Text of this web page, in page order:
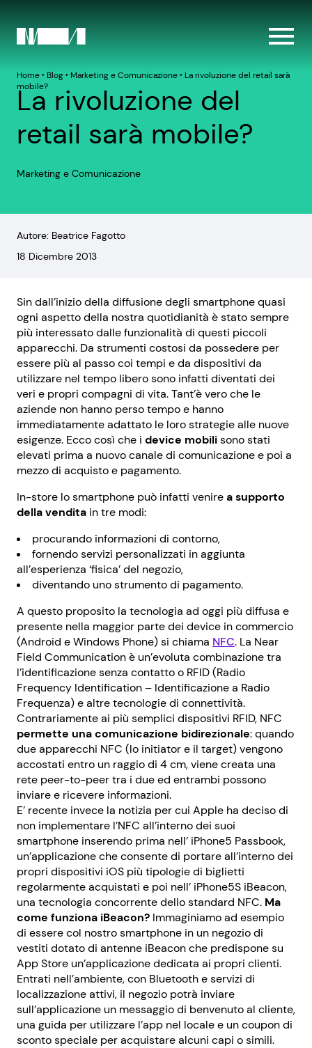
Home‣ Blog‣ Marketing e Comunicazione‣ La rivoluzione del retail sarà
mobile?
La rivoluzione del
retail sarà mobile?
Marketing e Comunicazione
Autore: Beatrice Fagotto
18 Dicembre 2013
Sin dall’inizio della diffusione degli smartphone quasi
ogni aspetto della nostra quotidianità è stato sempre
più interessato dalle funzionalità di questi piccoli
apparecchi. Da strumenti costosi da possedere per
essere più al passo coi tempi e da dispositivi da
utilizzare nel tempo libero sono infatti diventati dei
veri e propri compagni di vita. Tant’è vero che le
aziende non hanno perso tempo e hanno
immediatamente adattato le loro strategie alle nuove
esigenze. Ecco così che i device mobilisono stati
elevati prima a nuovo canale di comunicazione e poi a
mezzo di acquisto e pagamento.
In-store lo smartphone può infatti venirea supporto
della vendita in tre modi:
procurando informazioni di contorno,
fornendo servizi personalizzati in aggiunta
all’esperienza ‘fisica’ del negozio,
diventando uno strumento di pagamento.
A questo proposito la tecnologia ad oggi più diffusa e
presente nella maggior parte dei device in commercio
(Android e Windows Phone) si chiama NFC. La Near
Field Communication è un’evoluta combinazione tra
l’identificazione senza contatto o RFID (Radio
Frequency Identification – Identificazione a Radio
Frequenza) e altre tecnologie di connettività.
Contrariamente ai più semplici dispositivi RFID, NFC
permette una comunicazione bidirezionale: quando
due apparecchi NFC (lo initiator e il target) vengono
accostati entro un raggio di 4 cm, viene creata una
rete peer-to-peer tra i due ed entrambi possono
inviare e ricevere informazioni.
E’ recente invece la notizia per cui Apple ha deciso di
non implementare l’NFC all’interno dei suoi
smartphone inserendo prima nell’ iPhone5 Passbook,
un’applicazione che consente di portare all’interno dei
propri dispositivi iOS più tipologie di biglietti
regolarmente acquistati e poi nell’ iPhone5S iBeacon,
una tecnologia concorrente dello standard NFC. Ma
come funziona iBeacon? Immaginiamo ad esempio
di essere col nostro smartphone in un negozio di
vestiti dotato di antenne iBeacon che predispone su
App Store un’applicazione dedicata ai propri clienti.
Entrati nell’ambiente, con Bluetooth e servizi di
localizzazione attivi, il negozio potrà inviare
sull’applicazione un messaggio di benvenuto al cliente,
una guida per utilizzare l’app nel locale e un coupon di
sconto speciale per acquistare alcuni capi o simili.